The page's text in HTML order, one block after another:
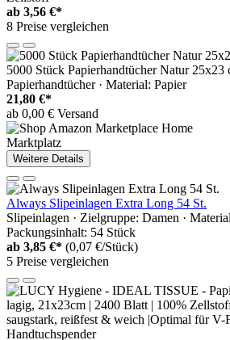
ab 3,56 €*
8 Preise vergleichen
5000 Stück Papierhandtücher Natur
Papierhandtücher · Material: Papier
21,80 €*
ab 0,00 € Versand
Marktplatz
Weitere Details
Always Slipeinlagen Extra Long 54 St.
Slipeinlagen · Zielgruppe: Damen ·
Packungsinhalt: 54 Stück
ab 3,85 €* (0,07 €/Stück)
5 Preise vergleichen